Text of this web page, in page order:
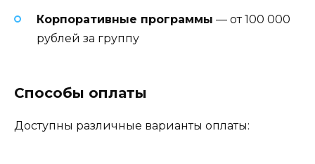
Корпоративные программы — от 100 000
рублей за группу
Способы оплаты
Доступны различные варианты оплаты: